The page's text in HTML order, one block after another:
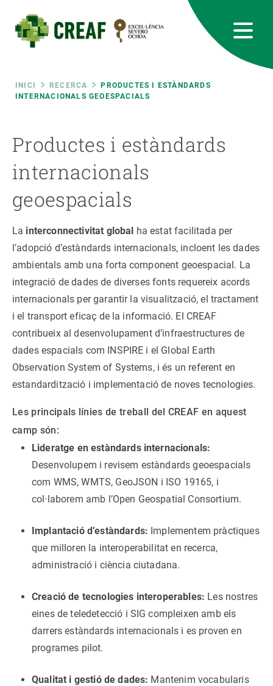
contingut
Fil
d'ariadna
INICI RECERCA
PRODUCTES I ESTÀNDARDS
INTERNACIONALS GEOESPACIALS
Productes i estàndards
internacionals
geoespacials
La interconnectivitat global ha estat facilitada per
l’adopció d’estàndards internacionals, incloent les dades
ambientals amb una forta component geoespacial. La
integració de dades de diverses fonts requereix acords
internacionals per garantir la visualització, el tractament
i el transport eficaç de la informació. El CREAF
contribueix al desenvolupament d’infraestructures de
dades espacials com INSPIRE i el Global Earth
Observation System of Systems, i és un referent en
estandardització i implementació de noves tecnologies.
Les principals línies de treball del CREAF en aquest
camp són:
Lideratge en estàndards internacionals:
Desenvolupem i revisem estàndards geoespacials
com WMS, WMTS, GeoJSON i ISO 19165, i
col·laborem amb l’Open Geospatial Consortium.
Implantació d’estàndards: Implementem pràctiques
que milloren la interoperabilitat en recerca,
administració i ciència ciutadana.
Creació de tecnologies interoperables: Les nostres
eines de teledetecció i SIG compleixen amb els
darrers estàndards internacionals i es proven en
programes pilot.
Qualitat i gestió de dades: Mantenim vocabularis
RRSS
responsive
Responsive
menu
CIÈNCIA EN ACCIÓ
PARTICIPA
NOTÍCIES I AGENDA